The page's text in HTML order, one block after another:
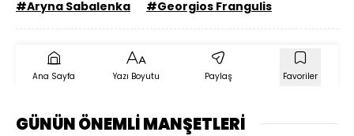
#Aryna Sabalenka #Georgios Frangulis
Ana Sayfa Yazı Boyutu Paylaş Favoriler
GÜNÜN ÖNEMLİ MANŞETLERİ